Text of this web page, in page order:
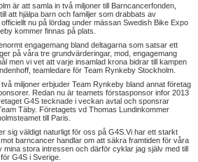
är att samla in två miljoner till Barncancerfonden,
att hjälpa barn och familjer som drabbats av
nu på lördag under mässan Swedish Bike Expo
kommer finnas på plats.
engagemang bland deltagarna som satsar ett
på våra tre grundvärderingar, mod, engagemang
men vi vet att varje insamlad krona bidrar till kampen
teamledare för Team Rynkeby Stockholm.
miljoner erbjuder Team Rynkeby bland annat företag
Redan nu är teamets förstasponsor infor 2013
G4S tecknade i veckan avtal och sponsrar
Täby. Företagets vd Thomas Lundinkommer
till Paris.
sig väldigt naturligt för oss på G4S.Vi har ett starkt
barncancer handlar om att säkra framtiden för våra
mina stora intressen och därför cyklar jag själv med till
G4S i Sverige.